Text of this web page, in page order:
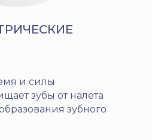
и силы
зубы от налета
зубного